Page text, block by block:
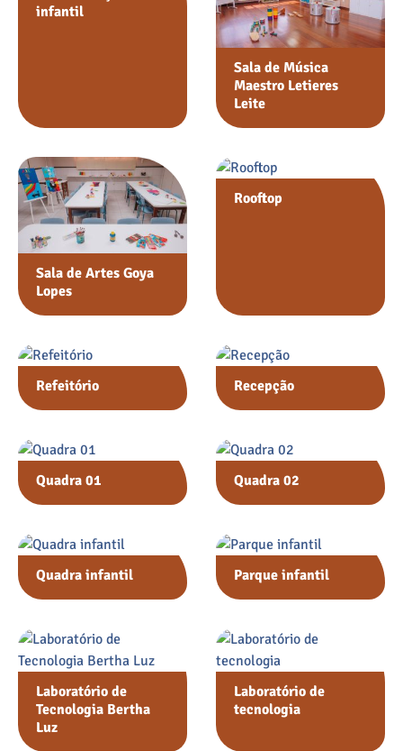
infantil
Sala de Música
Maestro Letieres
Leite
Sala de Artes Goya
Lopes
Rooftop
Refeitório Recepção
Quadra 01 Quadra 02
Quadra infantil Parque infantil
Laboratório de
Tecnologia Bertha
Luz
Laboratório de
tecnologia